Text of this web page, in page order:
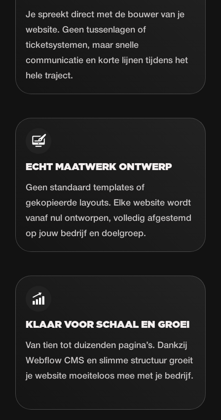
Je spreekt direct met de bouwer van je
website. Geen tussenlagen of
ticketsystemen, maar snelle
communicatie en korte lijnen tijdens het
hele traject.
ECHT MAATWERK ONTWERP
Geen standaard templates of
gekopieerde layouts. Elke website wordt
vanaf nul ontworpen, volledig afgestemd
op jouw bedrijf en doelgroep.
KLAAR VOOR SCHAAL EN GROEI
Van tien tot duizenden pagina’s. Dankzij
Webflow CMS en slimme structuur groeit
je website moeiteloos mee met je bedrijf.